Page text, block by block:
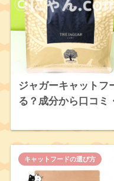
ジャガーキャットフ
る？成分から口コミ
キャットフードの選び方